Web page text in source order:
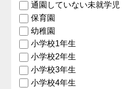
通園していない未就学児
保育園
幼稚園
小学校1年生
小学校2年生
小学校3年生
小学校4年生